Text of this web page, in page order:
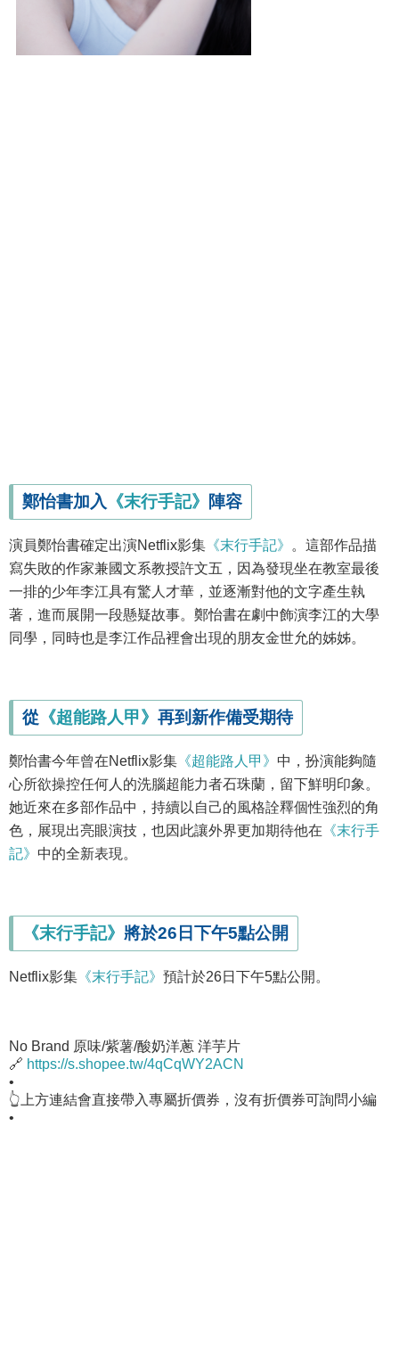
鄭怡書加入 《末行手記》 陣容
演員鄭怡書確定出演Netflix影集 《末行手記》
。這部作品描
寫失敗的作家兼國文系教授許文五，因為發現坐在教室最後
一排的少年李江具有驚人才華，並逐漸對他的文字產生執
著，進而展開一段懸疑故事。鄭怡書在劇中飾演李江的大學
同學，同時也是李江作品裡會出現的朋友金世允的姊姊。
從 《超能路人甲》 再到新作備受期待
鄭怡書今年曾在Netflix影集 《超能路人甲》 中，扮演能夠隨
心所欲操控任何人的洗腦超能力者石珠蘭，留下鮮明印象。
她近來在多部作品中，持續以自己的風格詮釋個性強烈的角
色，展現出亮眼演技，也因此讓外界更加期待他在 《末行手
記》 中的全新表現。
《末行手記》 將於26日下午5點公開
Netflix影集 《末行手記》 預計於26日下午5點公開。
No Brand 原味/紫薯/酸奶洋蔥 洋芋片
🔗 https://s.shopee.tw/4qCqWY2ACN
•
👆上方連結會直接帶入專屬折價券，沒有折價券可詢問小編
•